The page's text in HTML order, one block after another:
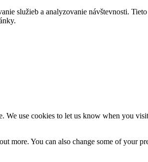
služieb a analyzovanie návštevnosti.
We use cookies to let us know when you
more. You can also change some of your